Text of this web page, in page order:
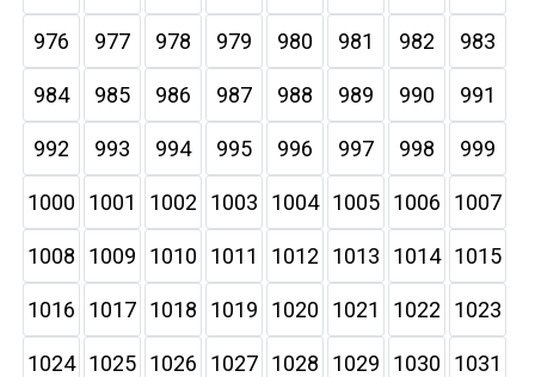
976 977 978 979 980 981 982 983
984 985 986 987 988 989 990 991
992 993 994 995 996 997 998 999
1000 1001 1002 1003 1004 1005 1006 1007
1008 1009 1010 1011 1012 1013 1014 1015
1016 1017 1018 1019 1020 1021 1022 1023
1024 1025 1026 1027 1028 1029 1030 1031